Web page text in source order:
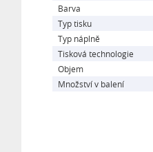
Barva
Typ tisku
Typ náplně
Tisková technologie
Objem
Množství v balení